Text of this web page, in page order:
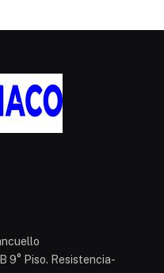
9° Piso. Resistencia-